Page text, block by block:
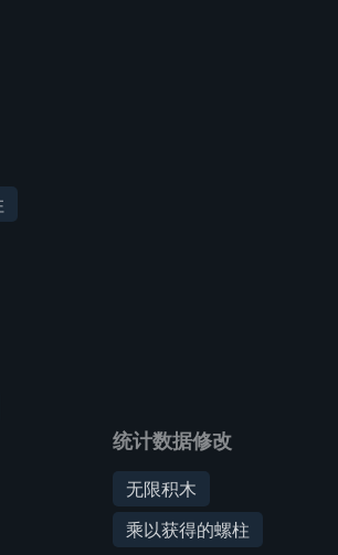
统计数据修改
无限积木
乘以获得的螺柱